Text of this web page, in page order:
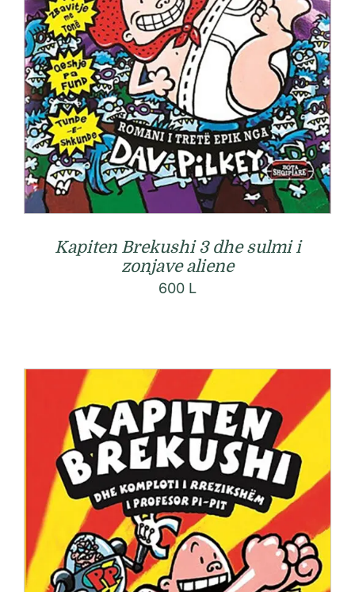
Kapiten Brekushi 3 dhe sulmi i
zonjave aliene
600 L